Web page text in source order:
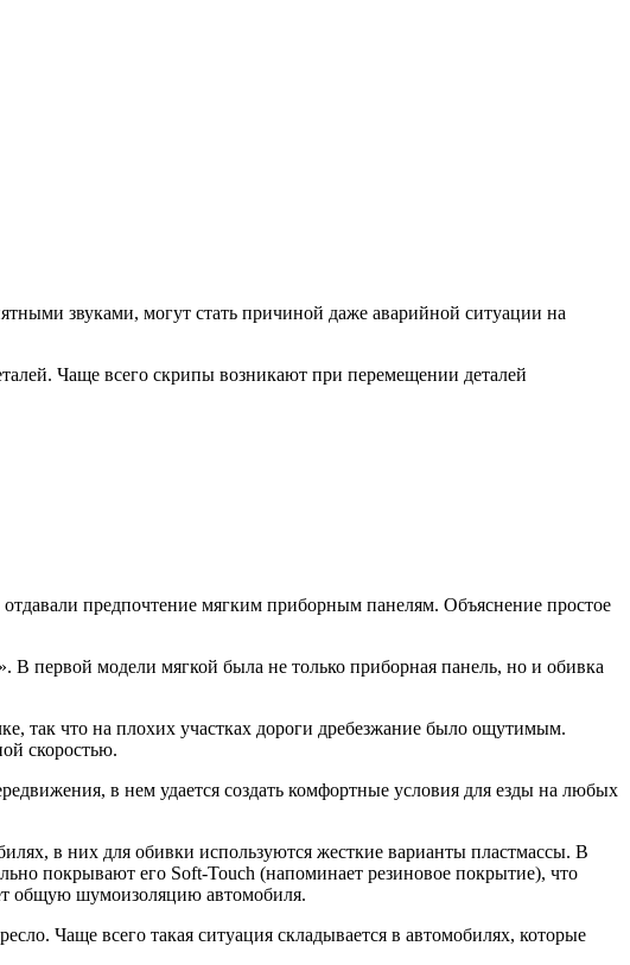
звуками, могут стать причиной даже аварийной ситуации на
Чаще всего скрипы возникают при перемещении деталей
предпочтение мягким приборным панелям. Объяснение простое
первой модели мягкой была не только приборная панель, но и обивка
так что на плохих участках дороги дребезжание было ощутимым.
скоростью.
в нем удается создать комфортные условия для езды на любых
в них для обивки используются жесткие варианты пластмассы. В
покрывают его Soft-Touch (напоминает резиновое покрытие), что
общую шумоизоляцию автомобиля.
Чаще всего такая ситуация складывается в автомобилях, которые